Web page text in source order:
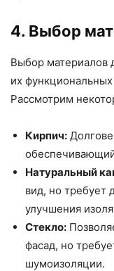
4. Выбор
Выбор материалов
их функциональных
Рассмотрим
Кирпич:
Натуральный
вид, но требует
улучшения
Стекло:
фасад, но
шумоизоляции.